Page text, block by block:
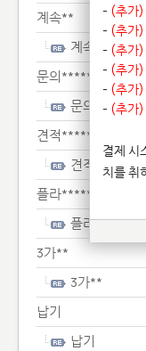
계속**
계속**
문의*****
문의*****
견적**********
견적
플라
플라
3가**
3가**
납기
납기
- (추가)
- (추가)
- (추가)
- (추가)
- (추가)
- (추가)
결제 시
치를 취